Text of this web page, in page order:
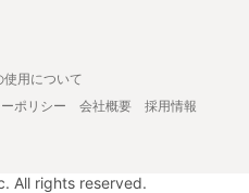
用について
ポリシー 会社概要
採用情報
All rights reserved.